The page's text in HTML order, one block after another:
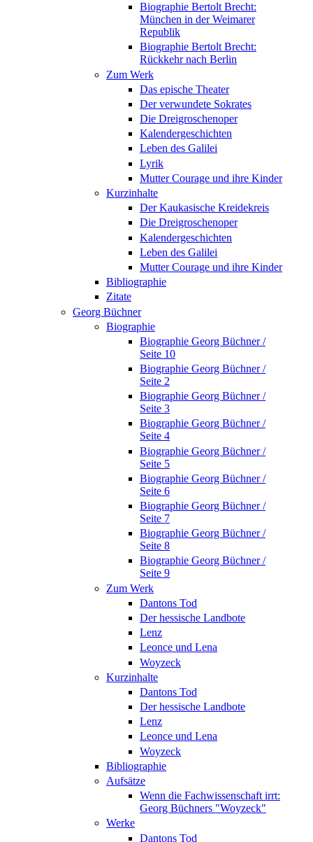
Biographie Bertolt Brecht:
München in der Weimarer
Republik
Biographie Bertolt Brecht:
Rückkehr nach Berlin
Zum Werk
Das epische Theater
Der verwundete Sokrates
Die Dreigroschenoper
Kalendergeschichten
Leben des Galilei
Lyrik
Mutter Courage und ihre Kinder
Kurzinhalte
Der Kaukasische Kreidekreis
Die Dreigroschenoper
Kalendergeschichten
Leben des Galilei
Mutter Courage und ihre Kinder
Bibliographie
Zitate
Georg Büchner
Biographie
Biographie Georg Büchner /
Seite 10
Biographie Georg Büchner /
Seite 2
Biographie Georg Büchner /
Seite 3
Biographie Georg Büchner /
Seite 4
Biographie Georg Büchner /
Seite 5
Biographie Georg Büchner /
Seite 6
Biographie Georg Büchner /
Seite 7
Biographie Georg Büchner /
Seite 8
Biographie Georg Büchner /
Seite 9
Zum Werk
Dantons Tod
Der hessische Landbote
Lenz
Leonce und Lena
Woyzeck
Kurzinhalte
Dantons Tod
Der hessische Landbote
Lenz
Leonce und Lena
Woyzeck
Bibliographie
Aufsätze
Wenn die Fachwissenschaft irrt:
Georg Büchners "Woyzeck"
Werke
Dantons Tod